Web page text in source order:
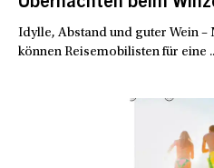
Idylle, Abstand und guter Wein –
können Reisemobilisten für eine